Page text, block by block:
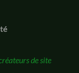
de site